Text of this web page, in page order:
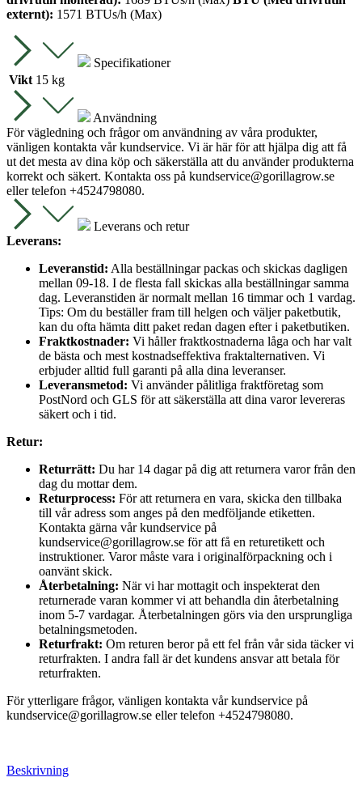
externt): 1571 BTUs/h (Max)
Specifikationer
Vikt 15 kg
Användning
För vägledning och frågor om användning av våra produkter,
vänligen kontakta vår kundservice. Vi är här för att hjälpa dig att få
ut det mesta av dina köp och säkerställa att du använder produkterna
korrekt och säkert. Kontakta oss på kundservice@gorillagrow.se
eller telefon +4524798080.
Leverans och retur
Leverans:
Leveranstid: Alla beställningar packas och skickas dagligen
mellan 09-18. I de flesta fall skickas alla beställningar samma
dag. Leveranstiden är normalt mellan 16 timmar och 1 vardag.
Tips: Om du beställer fram till helgen och väljer paketbutik,
kan du ofta hämta ditt paket redan dagen efter i paketbutiken.
Fraktkostnader: Vi håller fraktkostnaderna låga och har valt
de bästa och mest kostnadseffektiva fraktalternativen. Vi
erbjuder alltid full garanti på alla dina leveranser.
Leveransmetod: Vi använder pålitliga fraktföretag som
PostNord och GLS för att säkerställa att dina varor levereras
säkert och i tid.
Retur:
Returrätt: Du har 14 dagar på dig att returnera varor från den
dag du mottar dem.
Returprocess: För att returnera en vara, skicka den tillbaka
till vår adress som anges på den medföljande etiketten.
Kontakta gärna vår kundservice på
kundservice@gorillagrow.se för att få en returetikett och
instruktioner. Varor måste vara i originalförpackning och i
oanvänt skick.
Återbetalning: När vi har mottagit och inspekterat den
returnerade varan kommer vi att behandla din återbetalning
inom 5-7 vardagar. Återbetalningen görs via den ursprungliga
betalningsmetoden.
Returfrakt: Om returen beror på ett fel från vår sida täcker vi
returfrakten. I andra fall är det kundens ansvar att betala för
returfrakten.
För ytterligare frågor, vänligen kontakta vår kundservice på
kundservice@gorillagrow.se eller telefon +4524798080.
Beskrivning